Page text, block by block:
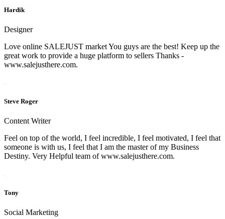
Hardik
Designer
Love online SALEJUST market You guys are the best! Keep up the
great work to provide a huge platform to sellers Thanks -
www.salejusthere.com.
Steve Roger
Content Writer
Feel on top of the world, I feel incredible, I feel motivated, I feel that
someone is with us, I feel that I am the master of my Business
Destiny. Very Helpful team of www.salejusthere.com.
Tony
Social Marketing